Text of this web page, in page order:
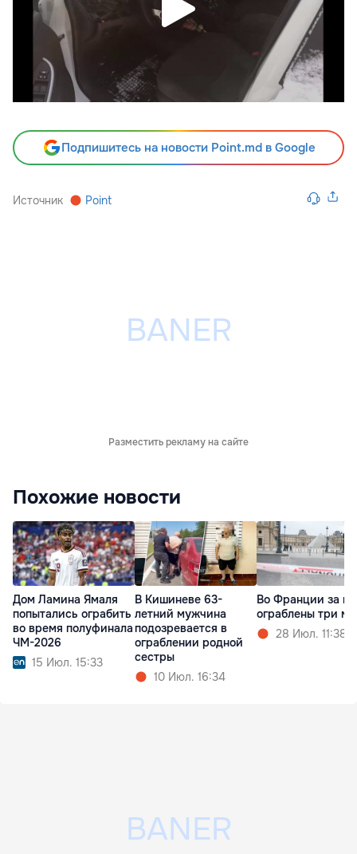
Подпишитесь на новости Point.md в Google
Источник Point
Разместить рекламу на сайте
Похожие новости
Дом Ламина Ямаля
попытались ограбить
во время полуфинала
ЧМ-2026
15 Июл. 15:33
В Кишиневе 63-
летний мужчина
подозревается в
ограблении родной
сестры
10 Июл. 16:34
Во Франции за
ограблены три
28 Июл. 11:38